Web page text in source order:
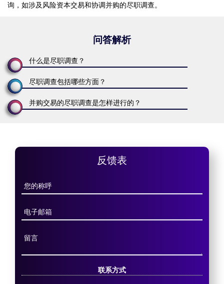
询，如涉及风险资本交易和协调并购的尽职调查。
问答解析
什么是尽职调查？
尽职调查包括哪些方面？
并购交易的尽职调查是怎样进行的？
反馈表
联系方式